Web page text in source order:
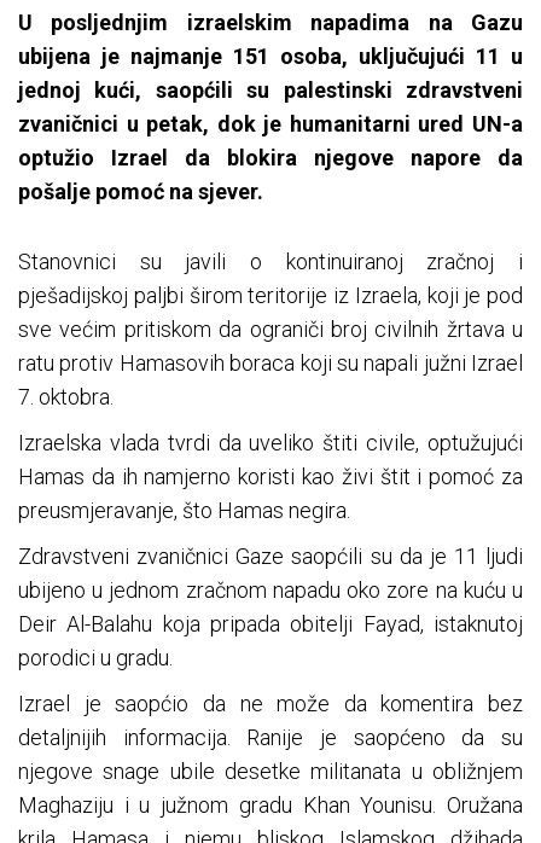
U posljednjim izraelskim napadima na Gazu
ubijena je najmanje 151 osoba, uključujući 11 u
jednoj kući, saopćili su palestinski zdravstveni
zvaničnici u petak, dok je humanitarni ured UN-a
optužio Izrael da blokira njegove napore da
pošalje pomoć na sjever.
Stanovnici su javili o kontinuiranoj zračnoj i
pješadijskoj paljbi širom teritorije iz Izraela, koji je pod
sve većim pritiskom da ograniči broj civilnih žrtava u
ratu protiv Hamasovih boraca koji su napali južni Izrael
7. oktobra.
Izraelska vlada tvrdi da uveliko štiti civile, optužujući
Hamas da ih namjerno koristi kao živi štit i pomoć za
preusmjeravanje, što Hamas negira.
Zdravstveni zvaničnici Gaze saopćili su da je 11 ljudi
ubijeno u jednom zračnom napadu oko zore na kuću u
Deir Al-Balahu koja pripada obitelji Fayad, istaknutoj
porodici u gradu.
Izrael je saopćio da ne može da komentira bez
detaljnijih informacija. Ranije je saopćeno da su
njegove snage ubile desetke militanata u obližnjem
Maghaziju i u južnom gradu Khan Younisu. Oružana